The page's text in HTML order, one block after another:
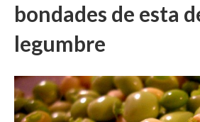
bondades de esta
legumbre